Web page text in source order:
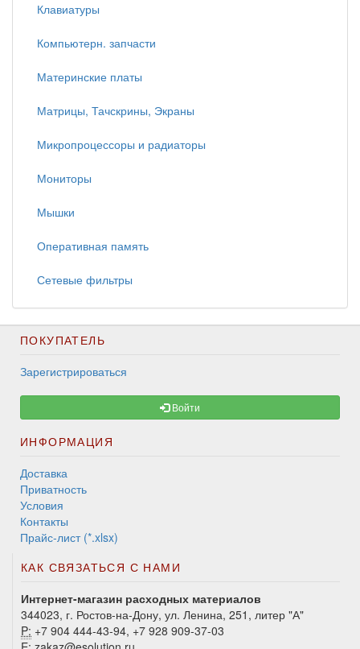
Клавиатуры
Компьютерн. запчасти
Материнские платы
Матрицы, Тачскрины, Экраны
Микропроцессоры и радиаторы
Мониторы
Мышки
Оперативная память
Сетевые фильтры
ПОКУПАТЕЛЬ
Зарегистрироваться
Войти
ИНФОРМАЦИЯ
Доставка
Приватность
Условия
Контакты
Прайс-лист (*.xlsx)
КАК СВЯЗАТЬСЯ С НАМИ
Интернет-магазин расходных материалов
344023, г. Ростов-на-Дону, ул. Ленина, 251, литер "А"
P: +7 904 444-43-94, +7 928 909-37-03